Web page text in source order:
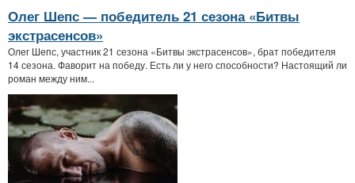
Олег Шепс — победитель 21 сезона «Битвы
экстрасенсов»
Олег Шепс, участник 21 сезона «Битвы экстрасенсов», брат победителя
14 сезона. Фаворит на победу. Есть ли у него способности? Настоящий ли
роман между ним...